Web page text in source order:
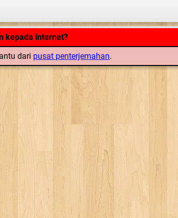
kepada internet?
dari pusat penterjemahan.